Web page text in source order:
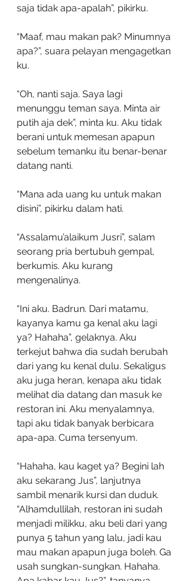
saja tidak apa-apalah”, pikirku.
“Maaf, mau makan pak? Minumnya
apa?”, suara pelayan mengagetkan
ku.
“Oh, nanti saja. Saya lagi
menunggu teman saya. Minta air
putih aja dek”, minta ku. Aku tidak
berani untuk memesan apapun
sebelum temanku itu benar-benar
datang nanti.
“Mana ada uang ku untuk makan
disini”, pikirku dalam hati.
“Assalamu’alaikum Jusri”, salam
seorang pria bertubuh gempal,
berkumis. Aku kurang
mengenalinya.
“Ini aku. Badrun. Dari matamu,
kayanya kamu ga kenal aku lagi
ya? Hahaha”, gelaknya. Aku
terkejut bahwa dia sudah berubah
dari yang ku kenal dulu. Sekaligus
aku juga heran, kenapa aku tidak
melihat dia datang dan masuk ke
restoran ini. Aku menyalamnya,
tapi aku tidak banyak berbicara
apa-apa. Cuma tersenyum.
“Hahaha, kau kaget ya? Begini lah
aku sekarang Jus”, lanjutnya
sambil menarik kursi dan duduk.
“Alhamdullilah, restoran ini sudah
menjadi milikku, aku beli dari yang
punya 5 tahun yang lalu, jadi kau
mau makan apapun juga boleh. Ga
usah sungkan-sungkan. Hahaha.